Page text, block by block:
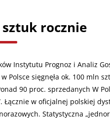
rocznie
Instytutu Prognoz i Analiz
Polsce sięgnęła ok. 100 mln
90 proc. sprzedanych W
Łącznie w oficjalnej polskiej
Statystyczna